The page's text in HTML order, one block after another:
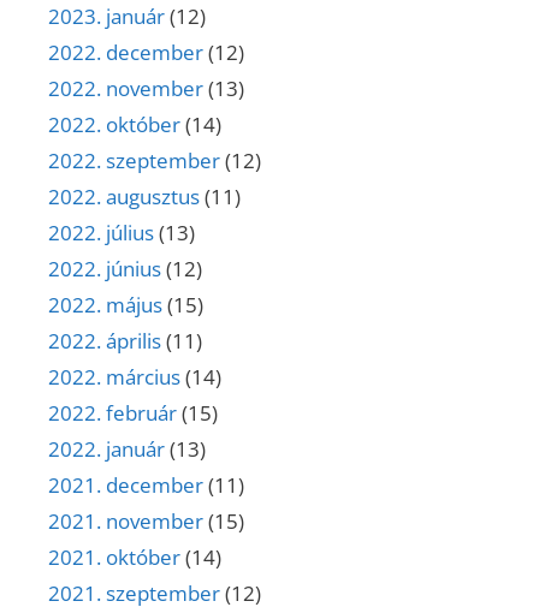
2023. január(12)
2022. december(12)
2022. november(13)
2022. október(14)
2022. szeptember(12)
2022. augusztus(11)
2022. július(13)
2022. június(12)
2022. május(15)
2022. április(11)
2022. március(14)
2022. február(15)
2022. január(13)
2021. december(11)
2021. november(15)
2021. október(14)
2021. szeptember(12)